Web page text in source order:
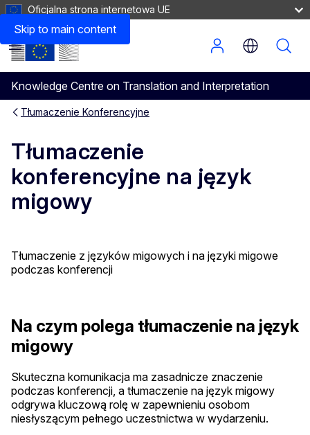
Skip to main content
Oficjalna strona internetowa UE
Knowledge Centre on Translation and Interpretation
Menu
Tłumaczenie Konferencyjne
Tłumaczenie
konferencyjne na język
migowy
Tłumaczenie z języków migowych i na języki migowe
podczas konferencji
Tłumaczenie na język migowy – najlepsze praktyki
Na czym polega tłumaczenie na język
migowy
Skuteczna komunikacja ma zasadnicze znaczenie
podczas konferencji, a tłumaczenie na język migowy
odgrywa kluczową rolę w zapewnieniu osobom
niesłyszącym pełnego uczestnictwa w wydarzeniu.